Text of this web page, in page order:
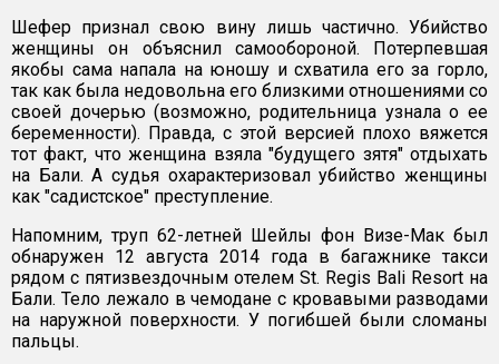
Шефер признал свою вину лишь частично. Убийство
женщины он объяснил самообороной. Потерпевшая
якобы сама напала на юношу и схватила его за горло,
так как была недовольна его близкими отношениями со
своей дочерью (возможно, родительница узнала о ее
беременности). Правда, с этой версией плохо вяжется
тот факт, что женщина взяла "будущего зятя" отдыхать
на Бали. А судья охарактеризовал убийство женщины
как "садистское" преступление.
Напомним, труп 62-летней Шейлы фон Визе-Мак был
обнаружен 12 августа 2014 года в багажнике такси
рядом с пятизвездочным отелем St. Regis Bali Resort на
Бали. Тело лежало в чемодане с кровавыми разводами
на наружной поверхности. У погибшей были сломаны
пальцы.